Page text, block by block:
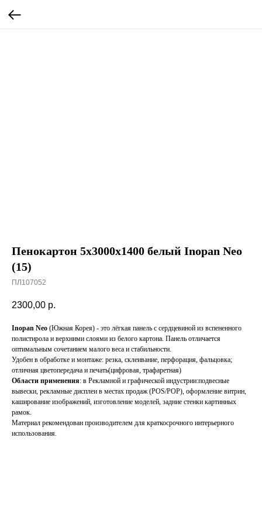
Пенокартон 5х3000х1400 белый Inopan Neo
(15)
ПЛ107052
2300,00 р.
Inopan Neo (Южная Корея) - это лёгкая панель с сердцевиной из вспененного
полистирола и верхними слоями из белого картона. Панель отличается
оптимальным сочетанием малого веса и стабильности.
Удобен в обработке и монтаже: резка, склеивание, перфорация, фальцовка;
отличная цветопередача и печать(цифровая, трафаретная)
Области применения: в Рекламной и графической индустрии:подвесные
вывески, рекламные дисплеи в местах продаж (POS/POP), оформление витрин,
каширование изображений, изготовление моделей, задние стенки картинных
рамок.
Материал рекомендован производителем для краткосрочного интерьерного
использования.